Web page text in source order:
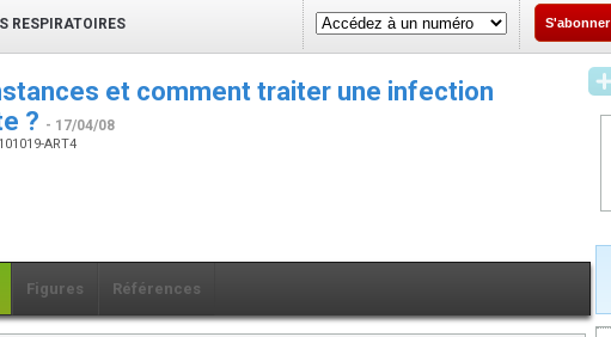
RESPIRATOIRES S'abonner
et comment traiter une infection
? - 17/04/08
ART4
Figures Références